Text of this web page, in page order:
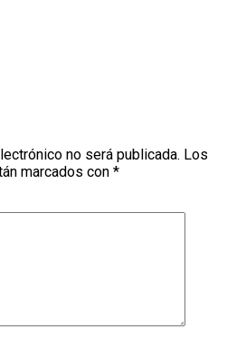
no será publicada. Los
marcados con *